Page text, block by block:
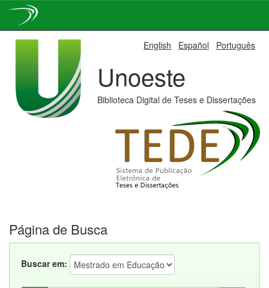
English Español Português
Unoeste
Biblioteca Digital de Teses e Dissertações
Página de Busca
Buscar em: